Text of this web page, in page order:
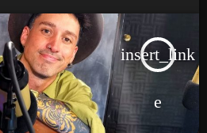
insert_link